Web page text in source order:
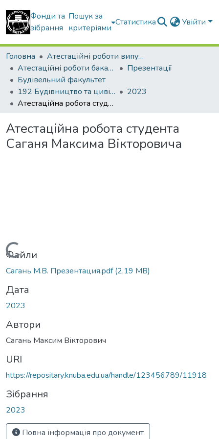
Фонди та
зібрання
Пошук за
критеріями
Статистика Увійти
Головна
Атестаційні роботи випускників
Атестаційні роботи бакалаврів
Презентації
Будівельний факультет
192 Будівництво та цивільна інженерія. Промислове і цивільне будівництво
2023
Атестаційна робота студента Саганя Максима Вікторовича
Атестаційна робота студента
Саганя Максима Вікторовича
Вантажиться...
Файли
Сагань М.В. Презентация.pdf(2,19 MB)
Дата
2023
Автори
Сагань Максим Вікторович
URI
https://repositary.knuba.edu.ua/handle/123456789/11918
Зібрання
2023
Повна інформація про документ